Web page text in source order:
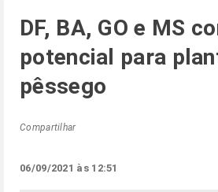
DF, BA, GO e MS
potencial para
pêssego
Compartilhar
06/09/2021 às 12:51